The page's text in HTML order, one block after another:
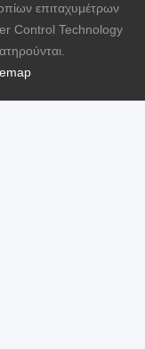
επιταχυμέτρων
Control Technology